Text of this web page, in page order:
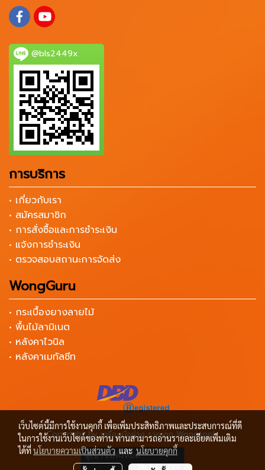
@bls2449x
การบริการ
• เกี่ยวกับเรา
• สมัครสมาชิก
• การสั่งซื้อและการชำระเงิน
• แจ้งการชำระเงิน
• ตรวจสอบสถานะการจัดส่ง
WongGuru
• กระเบื้องยางลายไม้
• พื้นไม้ลามิเนต
• หลังคาไวนิล
• หลังคาเมทัลชีท
Copyright by เครื่องมือช่าง ราคาถูก Wongtools
ผู้เข้าชมทั้งหมด
20,557,227
เว็บไซต์นี้มีการใช้งานคุกกี้ เพื่อเพิ่มประสิทธิภาพและประสบการณ์ที่ดี
ในการใช้งานเว็บไซต์ของท่าน ท่านสามารถอ่านรายละเอียดเพิ่มเติม
ได้ที่นโยบายความเป็นส่วนตัวและนโยบายคุกกี้